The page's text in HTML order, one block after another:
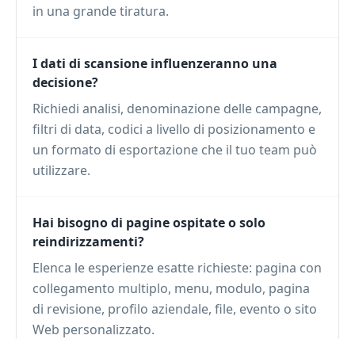
in una grande tiratura.
I dati di scansione influenzeranno una
decisione?
Richiedi analisi, denominazione delle campagne,
filtri di data, codici a livello di posizionamento e
un formato di esportazione che il tuo team può
utilizzare.
Hai bisogno di pagine ospitate o solo
reindirizzamenti?
Elenca le esperienze esatte richieste: pagina con
collegamento multiplo, menu, modulo, pagina
di revisione, profilo aziendale, file, evento o sito
Web personalizzato.